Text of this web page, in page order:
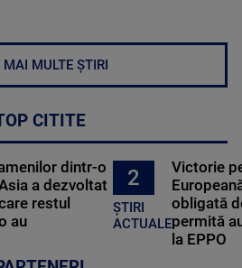
MAI MULTE ȘTIRI
CITITE
dintr-o
a dezvoltat
restul
au
2
ȘTIRI
ACTUALE
Victorie
obligată
permită
la EPPO